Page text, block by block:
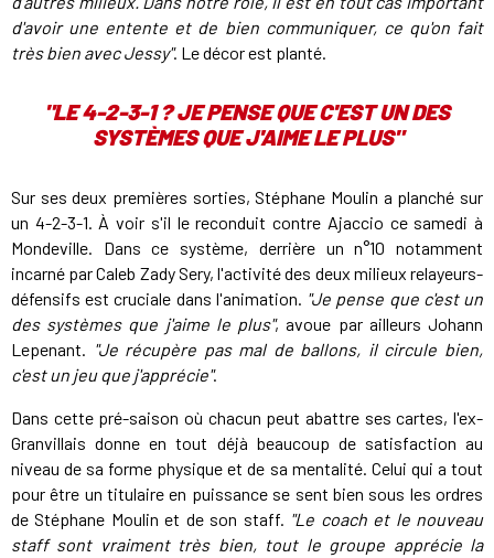
d'avoir une entente et de bien communiquer, ce qu'on fait
très bien avec Jessy". Le décor est planté.
"LE 4-2-3-1 ? JE PENSE QUE C'EST UN DES
SYSTÈMES QUE J'AIME LE PLUS"
Sur ses deux premières sorties, Stéphane Moulin a planché sur
un 4-2-3-1. À voir s'il le reconduit contre Ajaccio ce samedi à
Mondeville. Dans ce système, derrière un n°10 notamment
incarné par Caleb Zady Sery, l'activité des deux milieux relayeurs-
défensifs est cruciale dans l'animation. "Je pense que c'est un
des systèmes que j'aime le plus", avoue par ailleurs Johann
Lepenant. "Je récupère pas mal de ballons, il circule bien,
c'est un jeu que j'apprécie".
Dans cette pré-saison où chacun peut abattre ses cartes, l'ex-
Granvillais donne en tout déjà beaucoup de satisfaction au
niveau de sa forme physique et de sa mentalité. Celui qui a tout
pour être un titulaire en puissance se sent bien sous les ordres
de Stéphane Moulin et de son staff. "Le coach et le nouveau
staff sont vraiment très bien, tout le groupe apprécie la